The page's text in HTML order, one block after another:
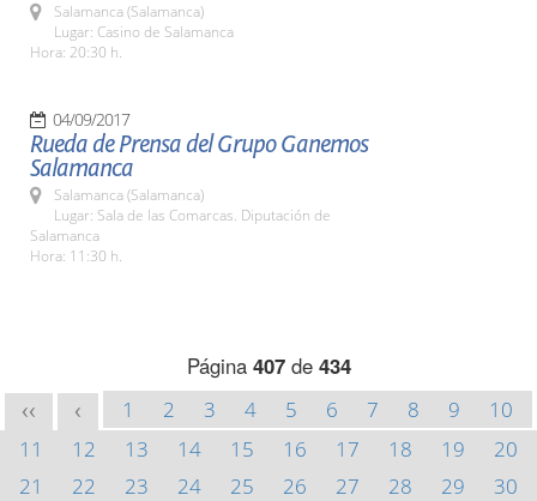
Salamanca (Salamanca)
Lugar: Casino de Salamanca
Hora: 20:30 h.
04/09/2017
Rueda de Prensa del Grupo Ganemos
Salamanca
Salamanca (Salamanca)
Lugar: Sala de las Comarcas. Diputación de
Salamanca
Hora: 11:30 h.
Página 407de 434
<< < 1 2 3 4 5 6 7 8 9
10
11
12 13 14 15 16 17 18 19
20
21
22 23 24 25 26 27 28 29
30